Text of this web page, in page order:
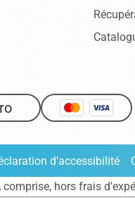
d’accessibilité
comprise, hors frais